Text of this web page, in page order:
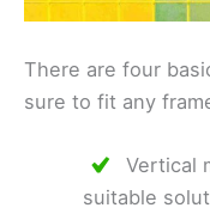
There are four
sure to fit any
Vertical
suitable